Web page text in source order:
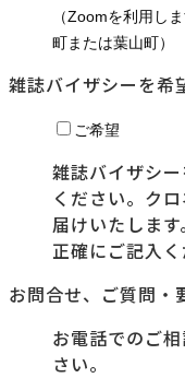
（Zoomを利用しま
町または葉山町）
雑誌バイザシーを希
ご希望
雑誌バイザシ
ください。ク
届けいたしま
正確にご記入
お問合せ、ご質問・
お電話でのご
さい。